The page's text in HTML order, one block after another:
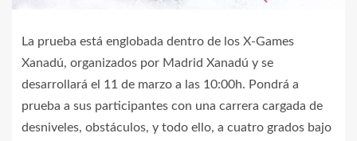
La prueba está englobada dentro de los X-Games
Xanadú, organizados por Madrid Xanadú y se
desarrollará el 11 de marzo a las 10:00h. Pondrá a
prueba a sus participantes con una carrera cargada de
desniveles, obstáculos, y todo ello, a cuatro grados bajo